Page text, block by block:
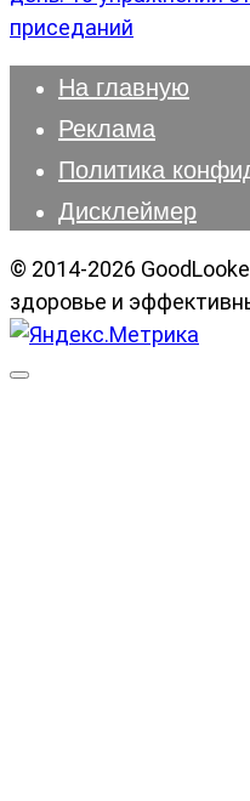
приседаний
На главную
Реклама
Политика
Дисклеймер
© 2014-2026
здоровье и